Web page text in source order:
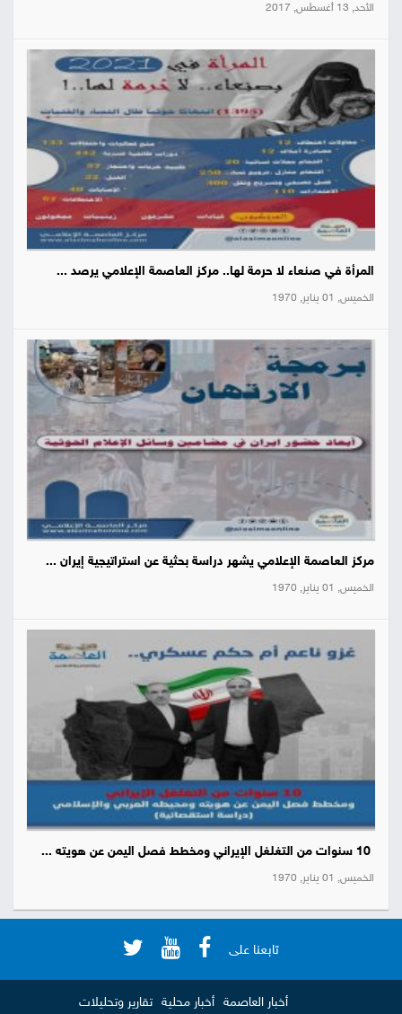
الأحد, 13 أغسطس, 2017
المرأة في صنعاء لا حرمة لها.. مركز العاصمة الإعلامي يرصد ...
الخميس, 01 يناير, 1970
مركز العاصمة الإعلامي يشهر دراسة بحثية عن استراتيجية إيران ...
الخميس, 01 يناير, 1970
الخميس, 01 يناير, 1970
تابعنا على
أخبار العاصمة أخبار محلية تقارير وتحليلات